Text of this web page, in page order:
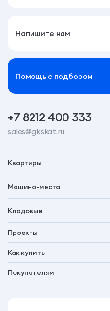
Напишите нам
Помощь c подбором
+7 8212 400 333
sales@gkskat.ru
Квартиры
Машино-места
Кладовые
Проекты
Бьярма
Как купить
Покупателям